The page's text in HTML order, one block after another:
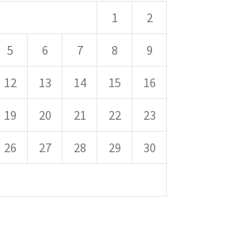
1
2
5 6 7 8 9
12 13 14 15 16
19 20 21 22 23
26 27 28 29 30